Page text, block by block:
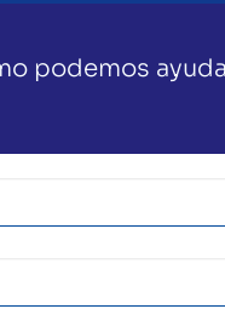
podemos